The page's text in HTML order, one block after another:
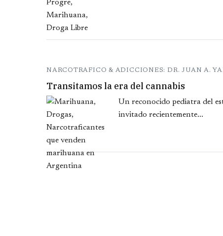
NARCOTRAFICO & ADICCIONES: DR. JUAN A.
Transitamos la era del cannabis
Un reconocido pediatra del
invitado recientemente...